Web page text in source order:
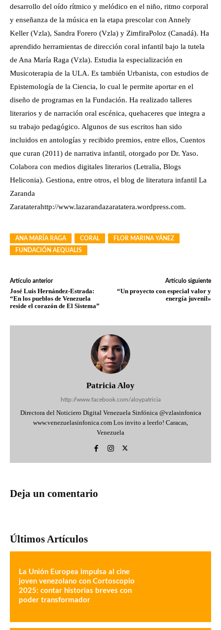
desarrollo del oído rítmico y melódico en el niño, ritmo corporal
y enseñanza de la música en la etapa prescolar con Annely
Keller (Vzla), Sandra Forero (Vzla) y ZimfiraPoloz (Canadá). Ha
aprendido herramientas de dirección coral infantil bajo la tutela
de Ana María Raga (Vzla). Estudia la especialización en
Musicoterapia de la ULA. Es también Urbanista, con estudios de
Epistemología de la Ciencia, lo cual le permite aportar en el
diseño de programas en la Fundación. Ha realizado talleres
literarios y de narración oral escénica, quehaceres que integra a
su trabajo pedagógico. Algunos de sus escritos han sido
incluidos en antologías y recibido premios, entre ellos, Cuentos
que curan (2011) de narrativa infantil, otorgado por Dr. Yaso.
Colabora con medios digitales literarios (Letralia, Blogs
Heliconia). Gestiona, entre otros, el blog de literatura infantil La
Zaranda
Zarataterahttp://www.lazarandazaratatera.wordpress.com.
ANA MARÍA RAGA CORAL
FLOR MARINA YÁNEZ
FUNDACIÓN AEQUALIS
Artículo anterior
José Luis Hernández-Estrada:
“En los pueblos de Venezuela
reside el corazón de El Sistema”
Artículo siguiente
“Un proyecto con especial valor y
energía juvenil»
Patricia Aloy
http://www.facebook.com/aloypatricia
Directora del Noticiero Digital Venezuela Sinfónica @vzlasinfonica
www.venezuelasinfonica.com Los invito a leerlo! Caracas,
Venezuela
Deja un comentario
Últimos Artículos
La Unión Europea impulsa al cine
joven venezolano con Cortoscopio
2025: contar historias breves con
poder transformador